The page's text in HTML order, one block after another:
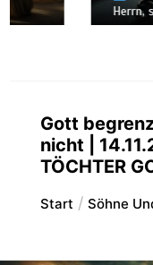
Herrn, solange Er
Gott
nicht |
TÖCHTER
Start Söhne